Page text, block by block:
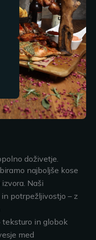
doživetje.
najboljše kose
Naši
potrpežljivostjo – z
teksturo in globok
med